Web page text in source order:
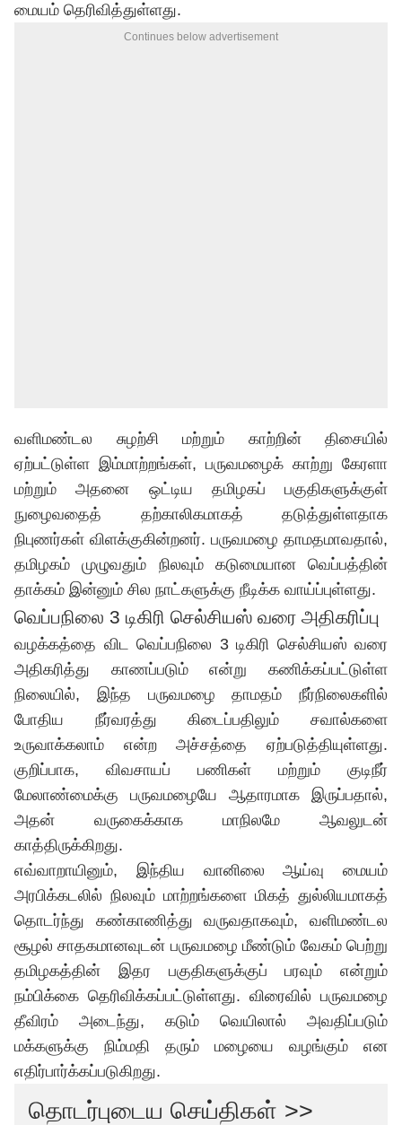
மையம் தெரிவித்துள்ளது.
Continues below advertisement
வளிமண்டல சுழற்சி மற்றும் காற்றின் திசையில்
ஏற்பட்டுள்ள இம்மாற்றங்கள், பருவமழைக் காற்று கேரளா
மற்றும் அதனை ஒட்டிய தமிழகப் பகுதிகளுக்குள்
நுழைவதைத் தற்காலிகமாகத் தடுத்துள்ளதாக
நிபுணர்கள் விளக்குகின்றனர். பருவமழை தாமதமாவதால்,
தமிழகம் முழுவதும் நிலவும் கடுமையான வெப்பத்தின்
தாக்கம் இன்னும் சில நாட்களுக்கு நீடிக்க வாய்ப்புள்ளது.
வெப்பநிலை 3 டிகிரி செல்சியஸ் வரை அதிகரிப்பு
வழக்கத்தை விட வெப்பநிலை 3 டிகிரி செல்சியஸ் வரை
அதிகரித்து காணப்படும் என்று கணிக்கப்பட்டுள்ள
நிலையில், இந்த பருவமழை தாமதம் நீர்நிலைகளில்
போதிய நீர்வரத்து கிடைப்பதிலும் சவால்களை
உருவாக்கலாம் என்ற அச்சத்தை ஏற்படுத்தியுள்ளது.
குறிப்பாக, விவசாயப் பணிகள் மற்றும் குடிநீர்
மேலாண்மைக்கு பருவமழையே ஆதாரமாக இருப்பதால்,
அதன் வருகைக்காக மாநிலமே ஆவலுடன்
காத்திருக்கிறது.
எவ்வாறாயினும், இந்திய வானிலை ஆய்வு மையம்
அரபிக்கடலில் நிலவும் மாற்றங்களை மிகத் துல்லியமாகத்
தொடர்ந்து கண்காணித்து வருவதாகவும், வளிமண்டல
சூழல் சாதகமானவுடன் பருவமழை மீண்டும் வேகம் பெற்று
தமிழகத்தின் இதர பகுதிகளுக்குப் பரவும் என்றும்
நம்பிக்கை தெரிவிக்கப்பட்டுள்ளது. விரைவில் பருவமழை
தீவிரம் அடைந்து, கடும் வெயிலால் அவதிப்படும்
மக்களுக்கு நிம்மதி தரும் மழையை வழங்கும் என
எதிர்பார்க்கப்படுகிறது.
தொடர்புடைய செய்திகள் >>